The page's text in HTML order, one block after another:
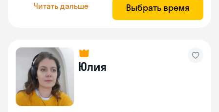
Читать дальше Выбрать время
Юлия